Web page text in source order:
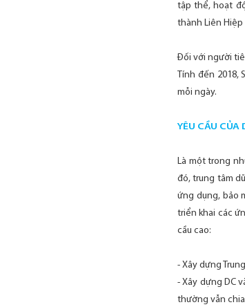
tập thể, hoạt
thành Liên Hiệp
Đối với người
Tính đến 2018,
mỗi ngày.
YÊU CẦU CỦA
Là một trong
đó, trung tâm
ứng dụng, bảo
triển khai các
cầu cao:
- Xây dựng
- Xây dựng DC
thường vẫn